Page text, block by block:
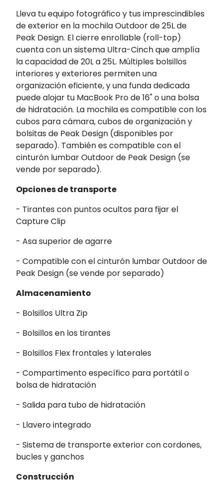
Lleva tu equipo fotográfico y tus imprescindibles
de exterior en la mochila Outdoor de 25L de
Peak Design. El cierre enrollable (roll-top)
cuenta con un sistema Ultra-Cinch que amplía
la capacidad de 20L a 25L. Múltiples bolsillos
interiores y exteriores permiten una
organización eficiente, y una funda dedicada
puede alojar tu MacBook Pro de 16" o una bolsa
de hidratación. La mochila es compatible con los
cubos para cámara, cubos de organización y
bolsitas de Peak Design (disponibles por
separado). También es compatible con el
cinturón lumbar Outdoor de Peak Design (se
vende por separado).
Opciones de transporte
- Tirantes con puntos ocultos para fijar el
Capture Clip
- Asa superior de agarre
- Compatible con el cinturón lumbar Outdoor de
Peak Design (se vende por separado)
Almacenamiento
- Bolsillos Ultra Zip
- Bolsillos en los tirantes
- Bolsillos Flex frontales y laterales
- Compartimento específico para portátil o
bolsa de hidratación
- Salida para tubo de hidratación
- Llavero integrado
- Sistema de transporte exterior con cordones,
bucles y ganchos
Construcción